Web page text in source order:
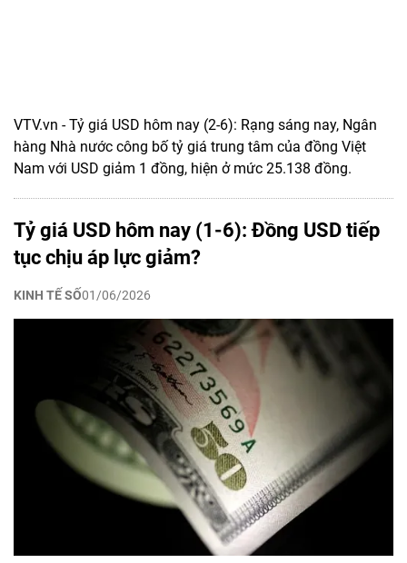
VTV.vn - Tỷ giá USD hôm nay (2-6): Rạng sáng nay, Ngân
hàng Nhà nước công bố tỷ giá trung tâm của đồng Việt
Nam với USD giảm 1 đồng, hiện ở mức 25.138 đồng.
Tỷ giá USD hôm nay (1-6): Đồng USD tiếp
tục chịu áp lực giảm?
KINH TẾ SỐ01/06/2026